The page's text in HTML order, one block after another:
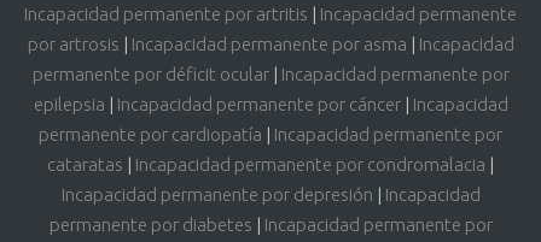
Incapacidad permanente por artritis | Incapacidad permanente
por artrosis | Incapacidad permanente por asma | Incapacidad
permanente por déficit ocular| Incapacidad permanente por
epilepsia | Incapacidad permanente por cáncer| Incapacidad
permanente por cardiopatía | Incapacidad permanente por
cataratas | Incapacidad permanente por condromalacia |
Incapacidad permanente por depresión | Incapacidad
permanente por diabetes | Incapacidad permanente por